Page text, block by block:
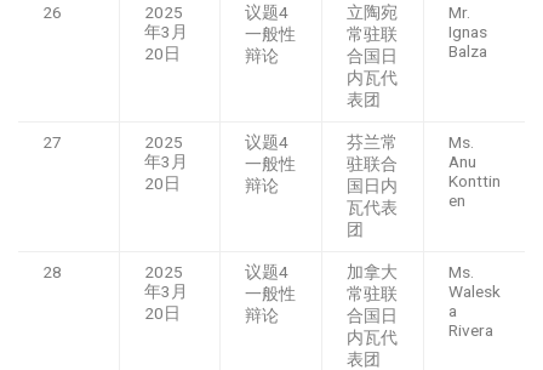
26
2025
年3月
20日
议题4
一般性
辩论
立陶宛
常驻联
合国日
内瓦代
表团
Mr.
Ignas
Balza
27
2025
年3月
20日
议题4
一般性
辩论
芬兰常
驻联合
国日内
瓦代表
团
Ms.
Anu
Konttin
en
28
2025
年3月
20日
议题4
一般性
辩论
加拿大
常驻联
合国日
内瓦代
表团
Ms.
Walesk
a
Rivera